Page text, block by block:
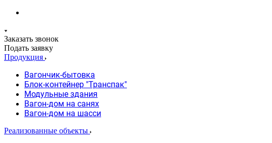
Заказать звонок
Подать заявку
Продукция
Вагончик-бытовка
Блок-контейнер "Транспак"
Модульные здания
Вагон-дом на санях
Вагон-дом на шасси
Реализованные объекты